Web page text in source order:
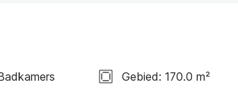
Gebied: 170.0 m²